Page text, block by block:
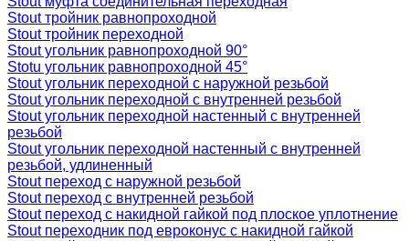
Stout тройник равнопроходной
Stout тройник переходной
Stout угольник равнопроходной 90°
Stotu угольник равнопроходной 45°
Stout угольник переходной с наружной резьбой
Stout угольник переходной с внутренней резьбой
Stout угольник переходной настенный с внутренней
резьбой
Stout угольник переходной настенный с внутренней
резьбой, удлиненный
Stout переход с наружной резьбой
Stout переход с внутренней резьбой
Stout переход с накидной гайкой под плоское уплотнение
Stout переходник под евроконус с накидной гайкой